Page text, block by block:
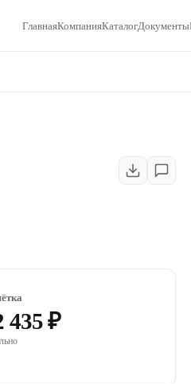
ГлавнаяКомпанияКаталогДокументы
435 ₽